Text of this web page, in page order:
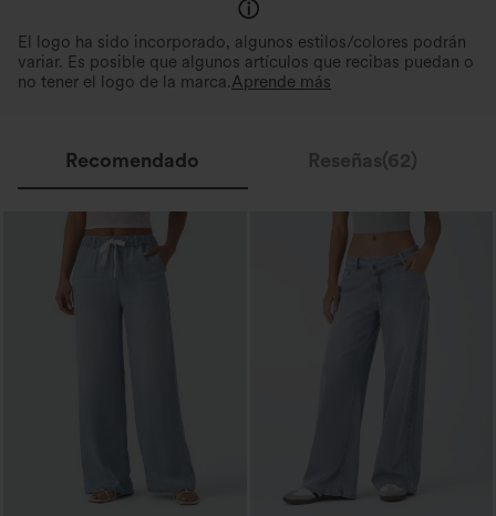
El logo ha sido incorporado, algunos estilos/colores podrán
variar. Es posible que algunos artículos que recibas puedan o
no tener el logo de la marca.Aprende más
Recomendado Reseñas(62)